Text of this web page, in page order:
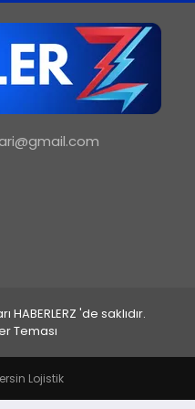
'de saklıdır.
Teması
Lojistik